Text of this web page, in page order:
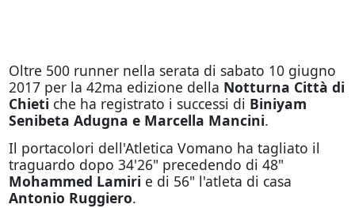
Oltre 500 runner nella serata di sabato 10 giugno
2017 per la 42ma edizione della Notturna Città di
Chieti che ha registrato i successi di Biniyam
Senibeta Adugna e Marcella Mancini.
Il portacolori dell'Atletica Vomano ha tagliato il
traguardo dopo 34'26" precedendo di 48"
Mohammed Lamiri e di 56" l'atleta di casa
Antonio Ruggiero.